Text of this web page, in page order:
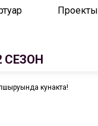
Проекты
СЕЗОН
кунакта!